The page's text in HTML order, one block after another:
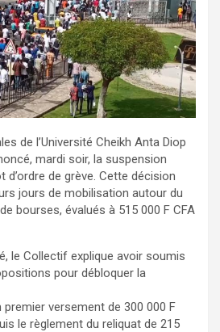
de l’Université Cheikh Anta Diop
mardi soir, la suspension
de grève. Cette décision
jours de mobilisation autour du
bourses, évalués à 515 000 F CFA
le Collectif explique avoir soumis
pour débloquer la
versement de 300 000 F
le règlement du reliquat de 215